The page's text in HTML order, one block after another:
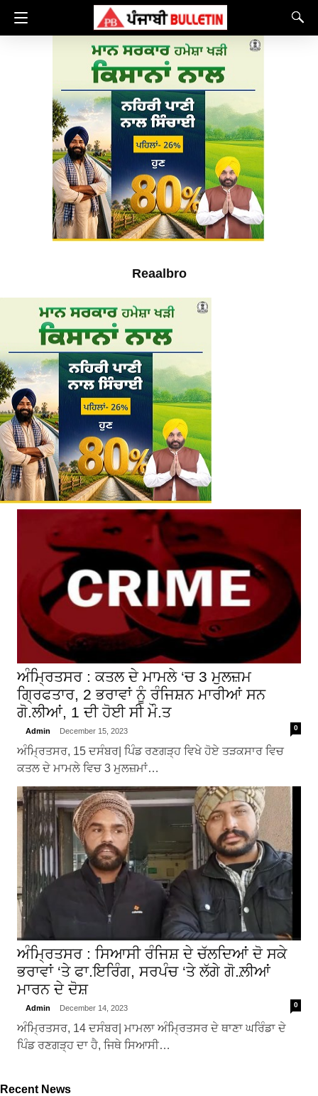
Reaalbro
ਅੰਮ੍ਰਿਤਸਰ : ਕਤਲ ਦੇ ਮਾਮਲੇ ‘ਚ 3 ਮੁਲਜ਼ਮ
ਗ੍ਰਿਫਤਾਰ, 2 ਭਰਾਵਾਂ ਨੂੰ ਰੰਜਿਸ਼ਨ ਮਾਰੀਆਂ ਸਨ
ਗੋ.ਲੀਆਂ, 1 ਦੀ ਹੋਈ ਸੀ ਮੌ.ਤ
Admin December 15, 2023 0
ਅੰਮ੍ਰਿਤਸਰ, 15 ਦਸੰਬਰ| ਪਿੰਡ ਰਣਗੜ੍ਹ ਵਿਖੇ ਹੋਏ ਤੜਕਸਾਰ ਵਿਚ
ਕਤਲ ਦੇ ਮਾਮਲੇ ਵਿਚ 3 ਮੁਲਜ਼ਮਾਂ…
ਅੰਮ੍ਰਿਤਸਰ : ਸਿਆਸੀ ਰੰਜਿਸ਼ ਦੇ ਚੱਲਦਿਆਂ ਦੋ ਸਕੇ
ਭਰਾਵਾਂ ‘ਤੇ ਫਾ.ਇਰਿੰਗ, ਸਰਪੰਚ ‘ਤੇ ਲੱਗੇ ਗੋ.ਲ਼ੀਆਂ
ਮਾਰਨ ਦੇ ਦੋਸ਼
Admin December 14, 2023 0
ਅੰਮ੍ਰਿਤਸਰ, 14 ਦਸੰਬਰ| ਮਾਮਲਾ ਅੰਮ੍ਰਿਤਸਰ ਦੇ ਥਾਣਾ ਘਰਿੰਡਾ ਦੇ
ਪਿੰਡ ਰਣਗੜ੍ਹ ਦਾ ਹੈ, ਜਿਥੇ ਸਿਆਸੀ…
Recent News